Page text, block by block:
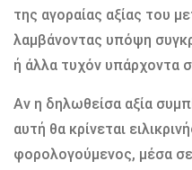
της αγοραίας αξίας του
λαμβάνοντας υπόψη
ή άλλα τυχόν υπάρχοντα
Αν η δηλωθείσα αξία
αυτή θα κρίνεται
φορολογούμενος, μέσα